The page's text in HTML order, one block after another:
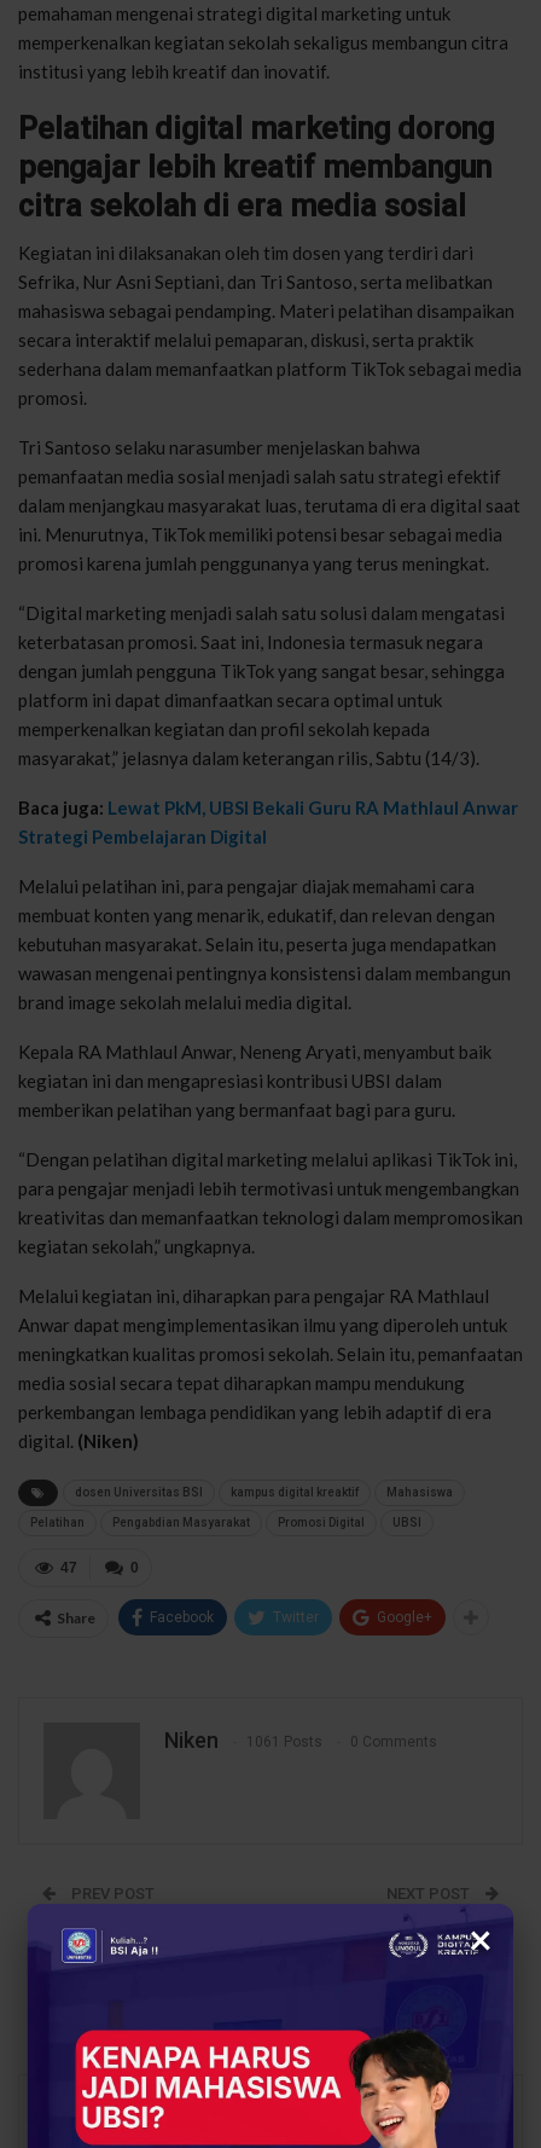
pemahaman mengenai strategi digital marketing untuk
memperkenalkan kegiatan sekolah sekaligus membangun citra
institusi yang lebih kreatif dan inovatif.
Pelatihan digital marketing dorong
pengajar lebih kreatif membangun
citra sekolah di era media sosial
Kegiatan ini dilaksanakan oleh tim dosen yang terdiri dari
Sefrika, Nur Asni Septiani, dan Tri Santoso, serta melibatkan
mahasiswa sebagai pendamping. Materi pelatihan disampaikan
secara interaktif melalui pemaparan, diskusi, serta praktik
sederhana dalam memanfaatkan platform TikTok sebagai media
promosi.
Tri Santoso selaku narasumber menjelaskan bahwa
pemanfaatan media sosial menjadi salah satu strategi efektif
dalam menjangkau masyarakat luas, terutama di era digital saat
ini. Menurutnya, TikTok memiliki potensi besar sebagai media
promosi karena jumlah penggunanya yang terus meningkat.
“Digital marketing menjadi salah satu solusi dalam mengatasi
keterbatasan promosi. Saat ini, Indonesia termasuk negara
dengan jumlah pengguna TikTok yang sangat besar, sehingga
platform ini dapat dimanfaatkan secara optimal untuk
memperkenalkan kegiatan dan profil sekolah kepada
masyarakat,” jelasnya dalam keterangan rilis, Sabtu (14/3).
Baca juga: Lewat PkM, UBSI Bekali Guru RA Mathlaul Anwar
Strategi Pembelajaran Digital
Melalui pelatihan ini, para pengajar diajak memahami cara
membuat konten yang menarik, edukatif, dan relevan dengan
kebutuhan masyarakat. Selain itu, peserta juga mendapatkan
wawasan mengenai pentingnya konsistensi dalam membangun
brand image sekolah melalui media digital.
Kepala RA Mathlaul Anwar, Neneng Aryati, menyambut baik
kegiatan ini dan mengapresiasi kontribusi UBSI dalam
memberikan pelatihan yang bermanfaat bagi para guru.
“Dengan pelatihan digital marketing melalui aplikasi TikTok ini,
para pengajar menjadi lebih termotivasi untuk mengembangkan
kreativitas dan memanfaatkan teknologi dalam mempromosikan
kegiatan sekolah,” ungkapnya.
Melalui kegiatan ini, diharapkan para pengajar RA Mathlaul
Anwar dapat mengimplementasikan ilmu yang diperoleh untuk
meningkatkan kualitas promosi sekolah. Selain itu, pemanfaatan
media sosial secara tepat diharapkan mampu mendukung
perkembangan lembaga pendidikan yang lebih adaptif di era
digital. (Niken)
dosen Universitas BSI kampus digital kreaktif Mahasiswa
Pelatihan Pengabdian Masyarakat Promosi Digital UBSI
0
47
Share Facebook Twitter Google+
Niken 1061 Posts 0 Comments
PREV POST
Dari Administrasi ke
Profesionalisme, UBSI
NEXT POST
UBSI Siap Gelar Seminar
Motivasi untuk Bangun
You Might Also Like
×